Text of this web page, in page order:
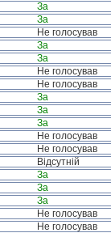
За
За
Не голосував
За
За
Не голосував
Не голосував
За
За
За
Не голосував
Не голосував
Відсутній
За
За
За
Не голосував
Не голосував